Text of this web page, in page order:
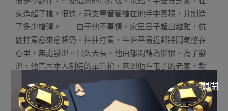
家造起了槍。很快，兩支單管獵槍在他手中實現，并制造
了多少槍彈。 由于他不事情，家里日子超出越難，伉
儷打罵愈來愈頻仍。往往打罵，牛治平易近都將悶氣憋在
心里，無處發泄。日久天長，他由郁悶轉為惱恨。為了發
泄，他帶著本人制造的單管槍，來到他在屯子的老家，對
著硬物射擊。他老家房子的房梁、木板門及家中的壹塊薄
鋼板，被他打得千瘡百孔。 2015年7月1日凌晨，牛治
平易近又以及老婆打罵了，但此次他沒再開槍發泄，而是
關閉